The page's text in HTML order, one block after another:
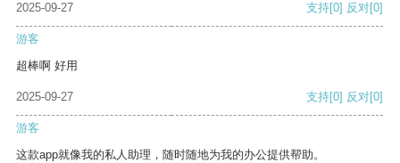
2025-09-27 支持[0] 反对[0]
游客
超棒啊 好用
2025-09-27 支持[0] 反对[0]
游客
这款app就像我的私人助理，随时随地为我的办公提供帮助。